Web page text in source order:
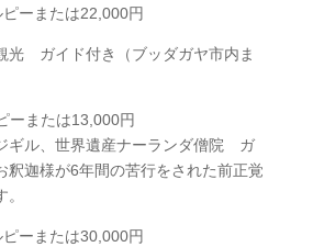
ーまたは22,000円
光 ガイド付き（ブッダガヤ市内ま
ーまたは13,000円
ギル、世界遺産ナーランダ僧院 ガ
釈迦様が6年間の苦行をされた前正覚
ーまたは30,000円